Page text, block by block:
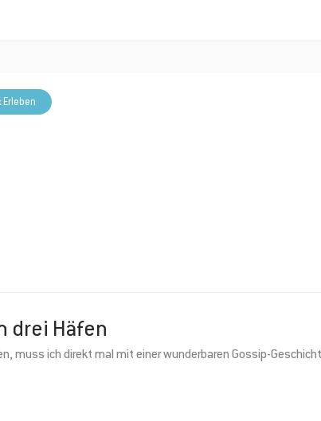
Erleben
drei Häfen
muss ich direkt mal mit einer wunderbaren Gossip-
Jetzt anmelden und 5 € Rabatt